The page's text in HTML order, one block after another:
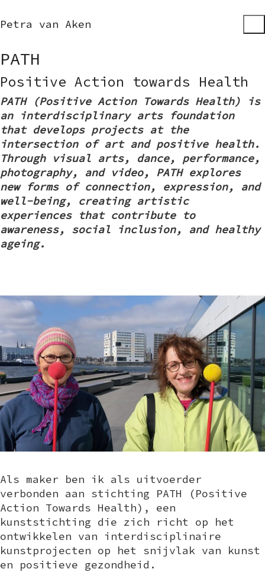
Petra van Aken
PATH
Positive Action towards Health
PATH (Positive Action Towards Health) is
an interdisciplinary arts foundation
that develops projects at the
intersection of art and positive health.
Through visual arts, dance, performance,
photography, and video, PATH explores
new forms of connection, expression, and
well-being, creating artistic
experiences that contribute to
awareness, social inclusion, and healthy
ageing.
Als maker ben ik als uitvoerder
verbonden aan stichting PATH (Positive
Action Towards Health), een
kunststichting die zich richt op het
ontwikkelen van interdisciplinaire
kunstprojecten op het snijvlak van kunst
en positieve gezondheid.